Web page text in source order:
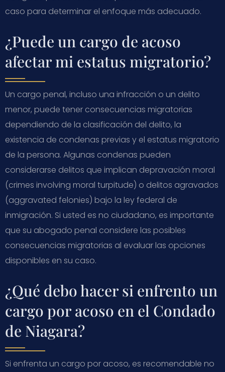
caso para determinar el enfoque más adecuado.
¿Puede un cargo de acoso
afectar mi estatus migratorio?
Un cargo penal, incluso una infracción o un delito
menor, puede tener consecuencias migratorias
dependiendo de la clasificación del delito, la
existencia de condenas previas y el estatus migratorio
de la persona. Algunas condenas pueden
considerarse delitos que implican depravación moral
(crimes involving moral turpitude) o delitos agravados
(aggravated felonies) bajo la ley federal de
inmigración. Si usted es no ciudadano, es importante
que su abogado penal considere las posibles
consecuencias migratorias al evaluar las opciones
disponibles en su caso.
¿Qué debo hacer si enfrento un
cargo por acoso en el Condado
de Niagara?
Si enfrenta un cargo por acoso, es recomendable no